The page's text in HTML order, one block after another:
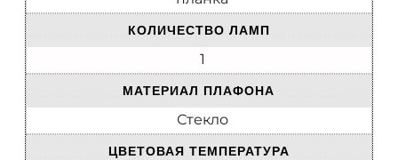
КОЛИЧЕСТВО ЛАМП
1
МАТЕРИАЛ ПЛАФОНА
Стекло
ЦВЕТОВАЯ ТЕМПЕРАТУРА